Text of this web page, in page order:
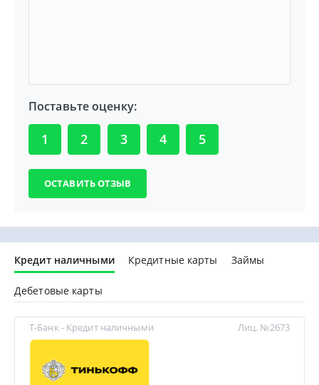
Поставьте оценку:
1 2 3 4 5
Кредит наличными Кредитные карты Займы
Дебетовые карты
Т-Банк - Кредит наличными Лиц. №2673